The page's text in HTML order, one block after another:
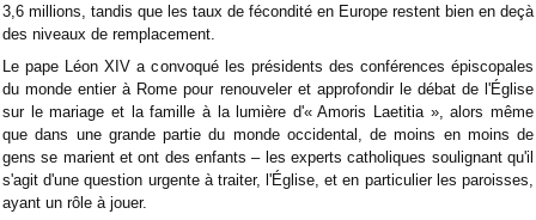
3,6 millions, tandis que les taux de fécondité en Europe restent bien en deçà
des niveaux de remplacement.
Le pape Léon XIV a convoqué les présidents des conférences épiscopales
du monde entier à Rome pour renouveler et approfondir le débat de l'Église
sur le mariage et la famille à la lumière d'« Amoris Laetitia », alors même
que dans une grande partie du monde occidental, de moins en moins de
gens se marient et ont des enfants – les experts catholiques soulignant qu'il
s'agit d'une question urgente à traiter, l'Église, et en particulier les paroisses,
ayant un rôle à jouer.